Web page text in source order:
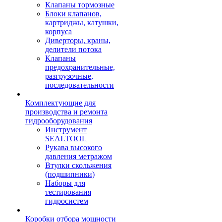
Клапаны тормозные
Блоки клапанов,
картриджы, катушки,
корпуса
Диверторы, краны,
делители потока
Клапаны
предохранительные,
разгрузочные,
последовательности
Комплектующие для
производства и ремонта
гидрооборудования
Инструмент
SEALTOOL
Рукава высокого
давления метражом
Втулки скольжения
(подшипники)
Наборы для
тестирования
гидросистем
Коробки отбора мощности